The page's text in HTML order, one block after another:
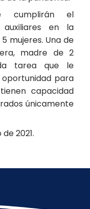
cumplirán el
auxiliares en la
mujeres. Una de
madre de 2
tarea que le
para
capacidad
únicamente
2021.